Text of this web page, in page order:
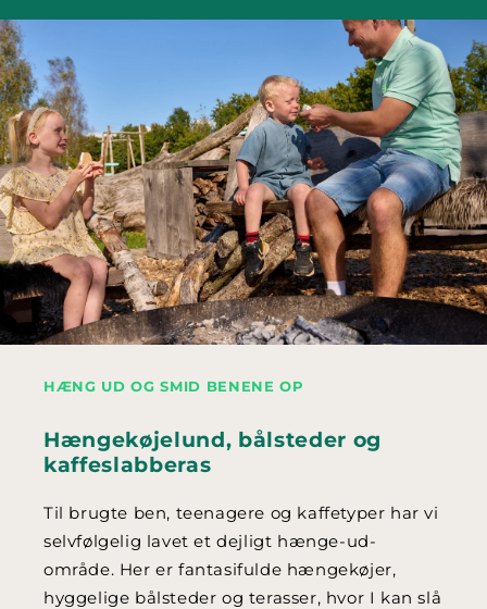
HÆNG UD OG SMID BENENE OP
Hængekøjelund, bålsteder og
kaffeslabberas
Til brugte ben, teenagere og kaffetyper har vi
selvfølgelig lavet et dejligt hænge-ud-
område. Her er fantasifulde hængekøjer,
hyggelige bålsteder og terasser, hvor I kan slå